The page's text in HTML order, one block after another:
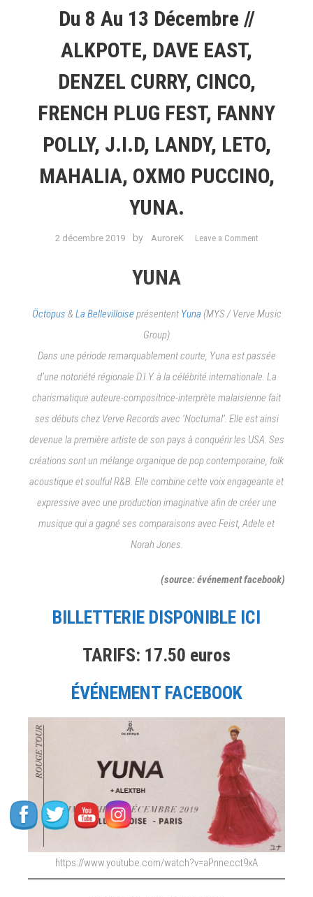
Du 8 Au 13 Décembre //
ALKPOTE, DAVE EAST,
DENZEL CURRY, CINCO,
FRENCH PLUG FEST, FANNY
POLLY, J.I.D, LANDY, LETO,
MAHALIA, OXMO PUCCINO,
YUNA.
2 décembre 2019 by AuroreK Leave a Commenton
du
Décembre
//
ALKPOTE,
EAST,
DENZEL
CURRY,
FRENCH
PLUG
POLLY,
LETO,
YUNA
Öctöpus & La Bellevilloise présentent Yuna (MYS / Verve Music
Group)
Dans une période remarquablement courte, Yuna est passée
d’une notoriété régionale D.I.Y. à la célébrité internationale. La
charismatique auteure-compositrice-interprète malaisienne fait
ses débuts chez Verve Records avec ‘Nocturnal’. Elle est ainsi
devenue la première artiste de son pays à conquérir les USA. Ses
créations sont un mélange organique de pop contemporaine, folk
acoustique et soulful R&B. Elle combine cette voix engageante et
expressive avec une production imaginative afin de créer une
musique qui a gagné ses comparaisons avec Feist, Adele et
Norah Jones.
(source: événement facebook)
BILLETTERIE DISPONIBLE ICI
TARIFS: 17.50 euros
ÉVÉNEMENT FACEBOOK
https://www.youtube.com/watch?v=aPnnecct9xA